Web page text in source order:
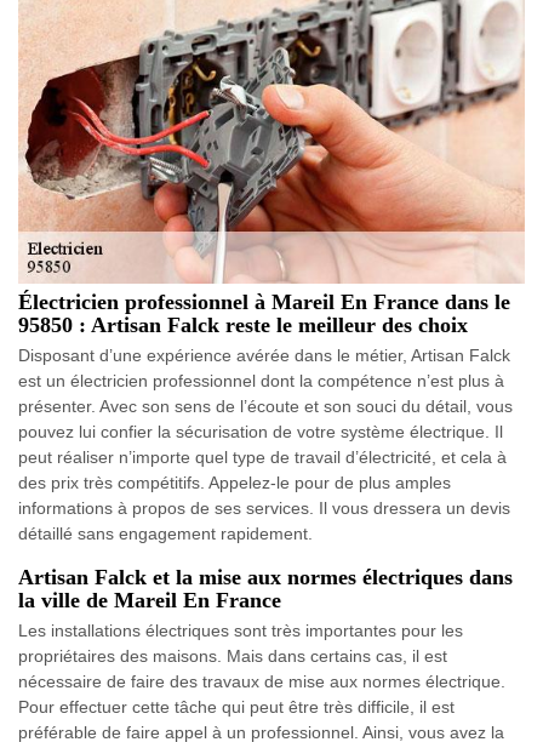
Électricien professionnel à Mareil En France dans le
95850 : Artisan Falck reste le meilleur des choix
Disposant d’une expérience avérée dans le métier, Artisan Falck
est un électricien professionnel dont la compétence n’est plus à
présenter. Avec son sens de l’écoute et son souci du détail, vous
pouvez lui confier la sécurisation de votre système électrique. Il
peut réaliser n’importe quel type de travail d’électricité, et cela à
des prix très compétitifs. Appelez-le pour de plus amples
informations à propos de ses services. Il vous dressera un devis
détaillé sans engagement rapidement.
Artisan Falck et la mise aux normes électriques dans
la ville de Mareil En France
Les installations électriques sont très importantes pour les
propriétaires des maisons. Mais dans certains cas, il est
nécessaire de faire des travaux de mise aux normes électrique.
Pour effectuer cette tâche qui peut être très difficile, il est
préférable de faire appel à un professionnel. Ainsi, vous avez la